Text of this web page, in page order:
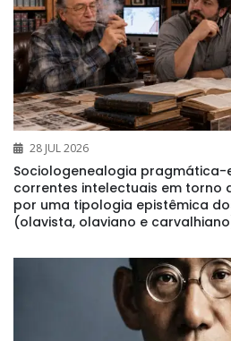
28 JUL 2026
Sociologenealogia
correntes intelectuais em torno
por uma tipologia epistêmica
(olavista, olaviano e